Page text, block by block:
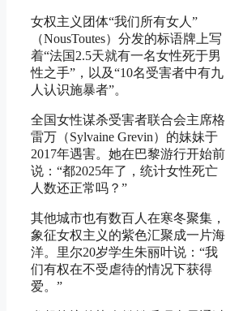
女权主义团体“我们所有女人”
（NousToutes）分发的标语牌上写
着“法国2.5天就有一名女性死于男
性之手”，以及“10名受害者中有九
人认识施暴者”。
全国女性谋杀受害者联合会主席格
雷万（Sylvaine Grevin）的妹妹于
2017年遇害。她在巴黎游行开始前
说：“都2025年了，统计女性死亡
人数还正常吗？”
其他城市也有数百人在寒冬聚集，
象征女权主义的紫色汇聚成一片海
洋。里尔20岁学生朱丽叶说：“我
们有权在不受虐待的情况下获得
爱。”